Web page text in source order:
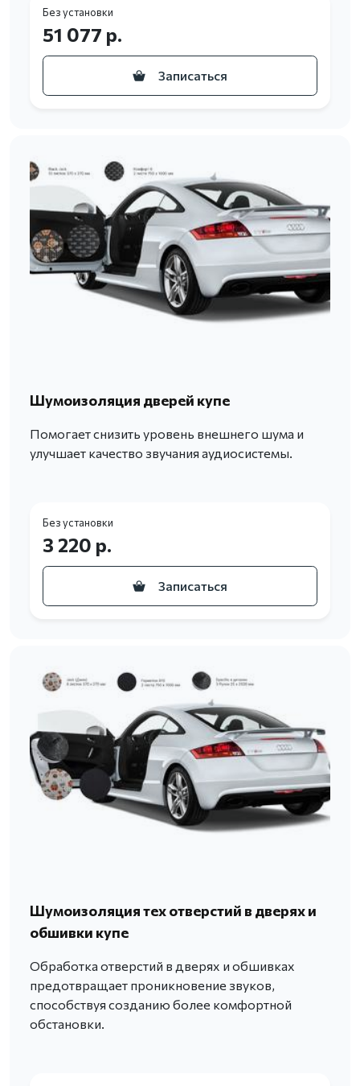
Без установки
51 077 р.
Записаться
Шумоизоляция дверей купе
Помогает снизить уровень внешнего шума и
улучшает качество звучания аудиосистемы.
Без установки
3 220 р.
Записаться
Шумоизоляция тех отверстий в дверях и
обшивки купе
Обработка отверстий в дверях и обшивках
предотвращает проникновение звуков,
способствуя созданию более комфортной
обстановки.